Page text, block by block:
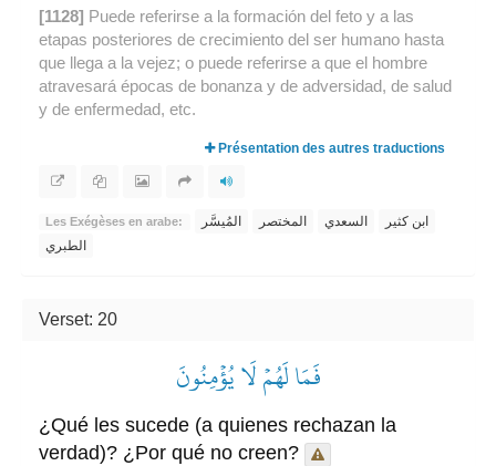
[1128] Puede referirse a la formación del feto y a las
etapas posteriores de crecimiento del ser humano hasta
que llega a la vejez; o puede referirse a que el hombre
atravesará épocas de bonanza y de adversidad, de salud
y de enfermedad, etc.
Présentation des autres traductions
Les Exégèses en arabe: المُيسَّر المختصر السعدي
ابن كثير
الطبري
Verset: 20
فَمَا لَهُمۡ لَا يُؤۡمِنُونَ
¿Qué les sucede (a quienes rechazan la
verdad)? ¿Por qué no creen?